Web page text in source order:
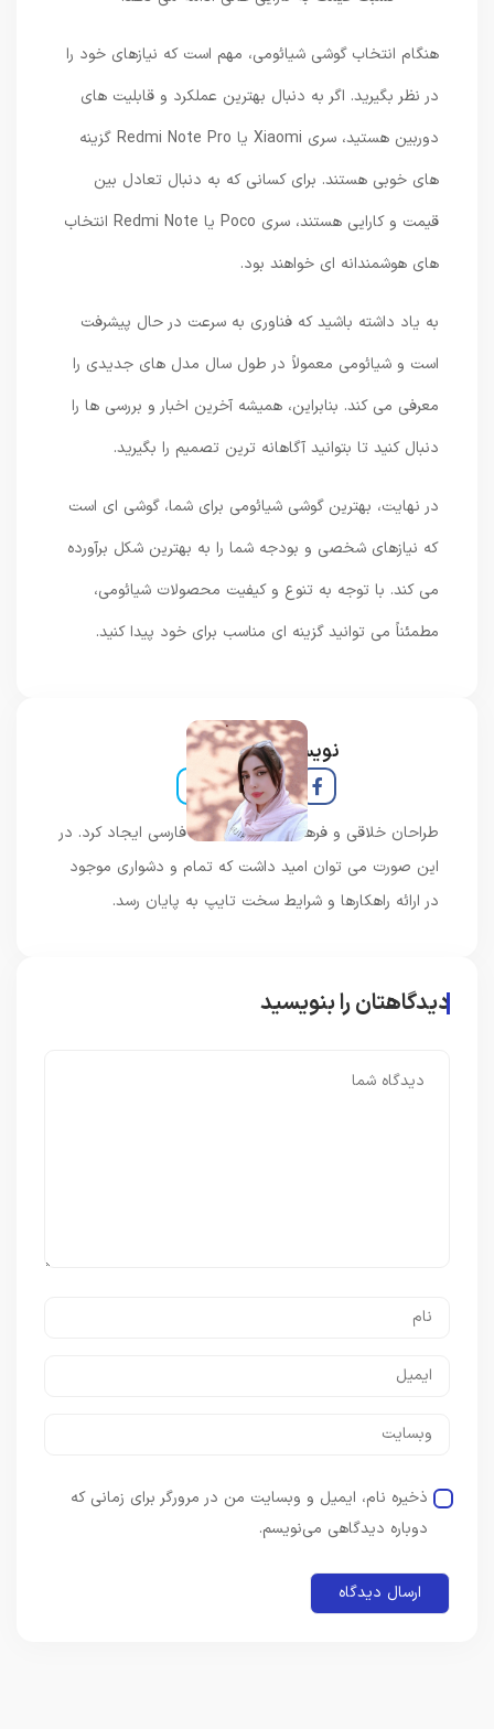
هنگام انتخاب گوشی شیائومی، مهم است که نیازهای خود را
در نظر بگیرید. اگر به دنبال بهترین عملکرد و قابلیت های
دوربین هستید، سری Xiaomi یا Redmi Note Pro گزینه
های خوبی هستند. برای کسانی که به دنبال تعادل بین
قیمت و کارایی هستند، سری Poco یا Redmi Note انتخاب
های هوشمندانه ای خواهند بود.
به یاد داشته باشید که فناوری به سرعت در حال پیشرفت
است و شیائومی معمولاً در طول سال مدل های جدیدی را
معرفی می کند. بنابراین، همیشه آخرین اخبار و بررسی ها را
دنبال کنید تا بتوانید آگاهانه ترین تصمیم را بگیرید.
در نهایت، بهترین گوشی شیائومی برای شما، گوشی ای است
که نیازهای شخصی و بودجه شما را به بهترین شکل برآورده
می کند. با توجه به تنوع و کیفیت محصولات شیائومی،
مطمئناً می توانید گزینه ای مناسب برای خود پیدا کنید.
نویسنده و خبرنگار
طراحان خلاقی و فرهنگ پیشرو در زبان فارسی ایجاد کرد. در
این صورت می توان امید داشت که تمام و دشواری موجود
در ارائه راهکارها و شرایط سخت تایپ به پایان رسد.
دیدگاهتان را بنویسید
ذخیره نام، ایمیل و وبسایت من در مرورگر برای زمانی که
دوباره دیدگاهی می‌نویسم.